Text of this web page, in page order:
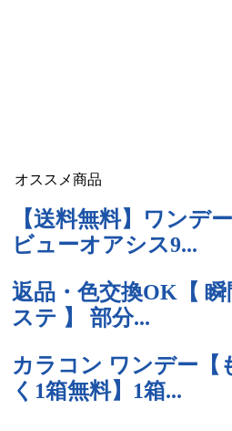
オススメ商品